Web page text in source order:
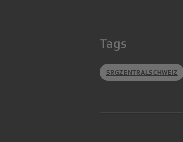
Tags
SRGZENTRALSCHWEIZ